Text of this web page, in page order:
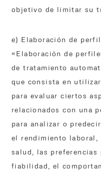
objetivo de limitar su
e) Elaboración de
«Elaboración de
de tratamiento
que consista en
para evaluar ciertos
relacionados con una
para analizar o
el rendimiento laboral,
salud, las preferencias
fiabilidad, el